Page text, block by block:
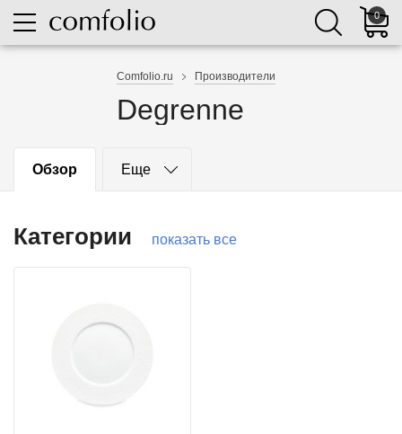
0
Comfolio.ru Производители
Degrenne
Обзор Еще
Категории показать все